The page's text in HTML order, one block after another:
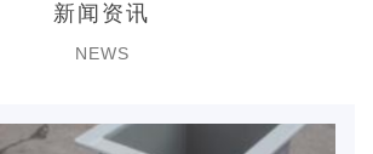
新闻资讯
NEWS